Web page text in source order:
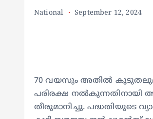
National September 12, 2024
70 വയസും അതില്‍
പരിരക്ഷ നല്‍കുന്നതിനായി
തീരുമാനിച്ചു. പദ്ധതിയുടെ